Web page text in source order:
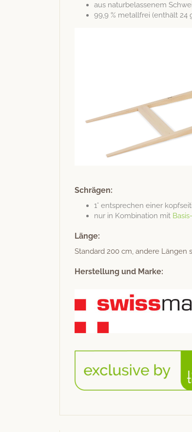
aus naturbe­lassen­em
99,9 % met­all­frei (enthält 24
Schrägen:
1° entsprechen ein­er
nur in Kom­bi­na­tion mit
Länge:
Stan­dard 200 cm, andere Län­gen
Herstellung und Marke: